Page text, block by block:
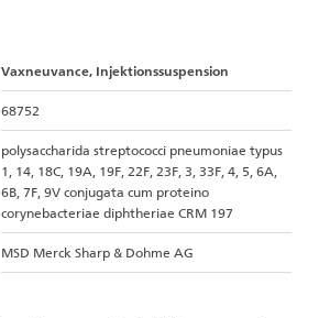
Vaxneuvance, Injektionssuspension
68752
polysaccharida streptococci pneumoniae typus
1, 14, 18C, 19A, 19F, 22F, 23F, 3, 33F, 4, 5, 6A,
6B, 7F, 9V conjugata cum proteino
corynebacteriae diphtheriae CRM 197
MSD Merck Sharp & Dohme AG